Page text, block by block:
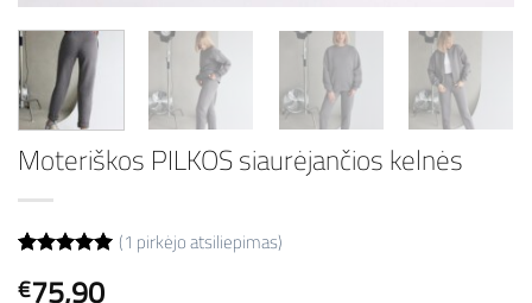
Moteriškos PILKOS siaurėjančios kelnės
5iš 5
(1 pirkėjo atsiliepimas)
€75,90